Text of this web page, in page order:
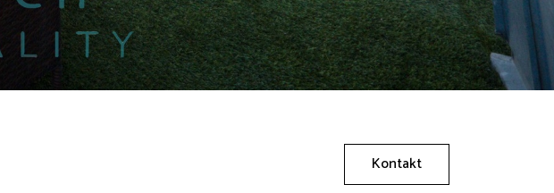
Kontakt